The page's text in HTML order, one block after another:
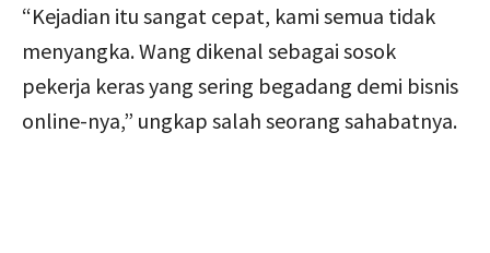
“Kejadian itu sangat cepat, kami semua tidak
menyangka. Wang dikenal sebagai sosok
pekerja keras yang sering begadang demi bisnis
online-nya,” ungkap salah seorang sahabatnya.